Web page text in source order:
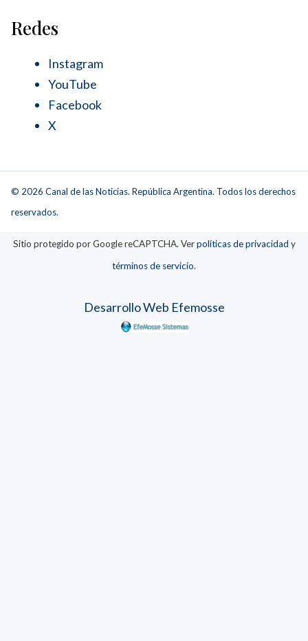
Redes
Instagram
YouTube
Facebook
X
© 2026 Canal de las Noticias. República Argentina. Todos los derechos
reservados.
Sitio protegido por Google reCAPTCHA. Verpolíticas de privacidad y
términos de servicio.
Desarrollo Web Efemosse